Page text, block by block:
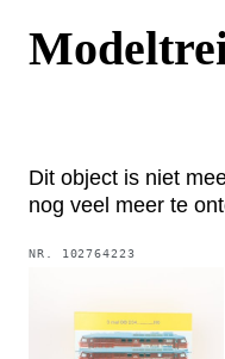
Dit object is niet
nog veel meer te
NR. 102764223